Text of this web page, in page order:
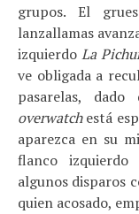
grupos. El
lanzallamas
izquierdo La
ve obligada a
pasarelas,
overwatchestá
aparezca en su
flanco izquierdo
algunos disparos
quien acosado,